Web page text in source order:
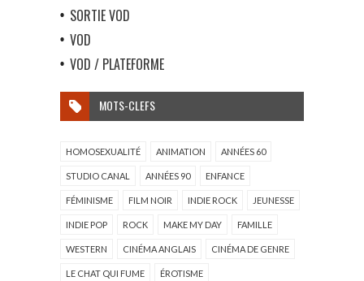
SORTIE VOD
VOD
VOD / PLATEFORME
MOTS-CLEFS
HOMOSEXUALITÉ ANIMATION ANNÉES 60
STUDIO CANAL ANNÉES 90 ENFANCE
FÉMINISME FILM NOIR INDIE ROCK JEUNESSE
INDIE POP ROCK MAKE MY DAY FAMILLE
WESTERN CINÉMA ANGLAIS CINÉMA DE GENRE
LE CHAT QUI FUME ÉROTISME